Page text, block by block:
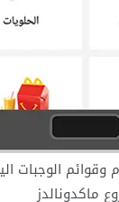
الوجبات
ماكدونالدز